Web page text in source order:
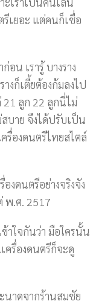
เยอะ แต่คนก็เชื่อ
อน เรารู้ บางราง
งก็เตี้ยต้องก้มลงไป
21 ลูก 22 ลูกนี่ไม่
บาย จึงได้ปรับเป็น
รื่องดนตรีไทยสไตล์
งดนตรีอย่างจริงจัง
พ.ศ. 2517
ใจกันว่า มือใครนั้น
ครื่องดนตรีก็จะดู
นาดจากร้านสมชัย